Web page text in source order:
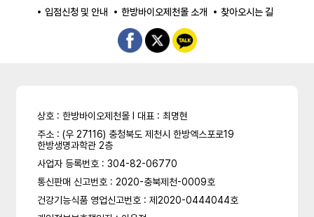
입점신청 및 안내
한방바이오제천몰 소개 찾아오시는 길
상호 : 한방바이오제천몰 l 대표 : 최명현
주소 : (우 27116) 충청북도 제천시 한방엑스포로19
한방생명과학관 2층
사업자 등록번호 : 304-82-06770
통신판매 신고번호 : 2020-충북제천-0009호
건강기능식품 영업신고번호 : 제2020-0444044호